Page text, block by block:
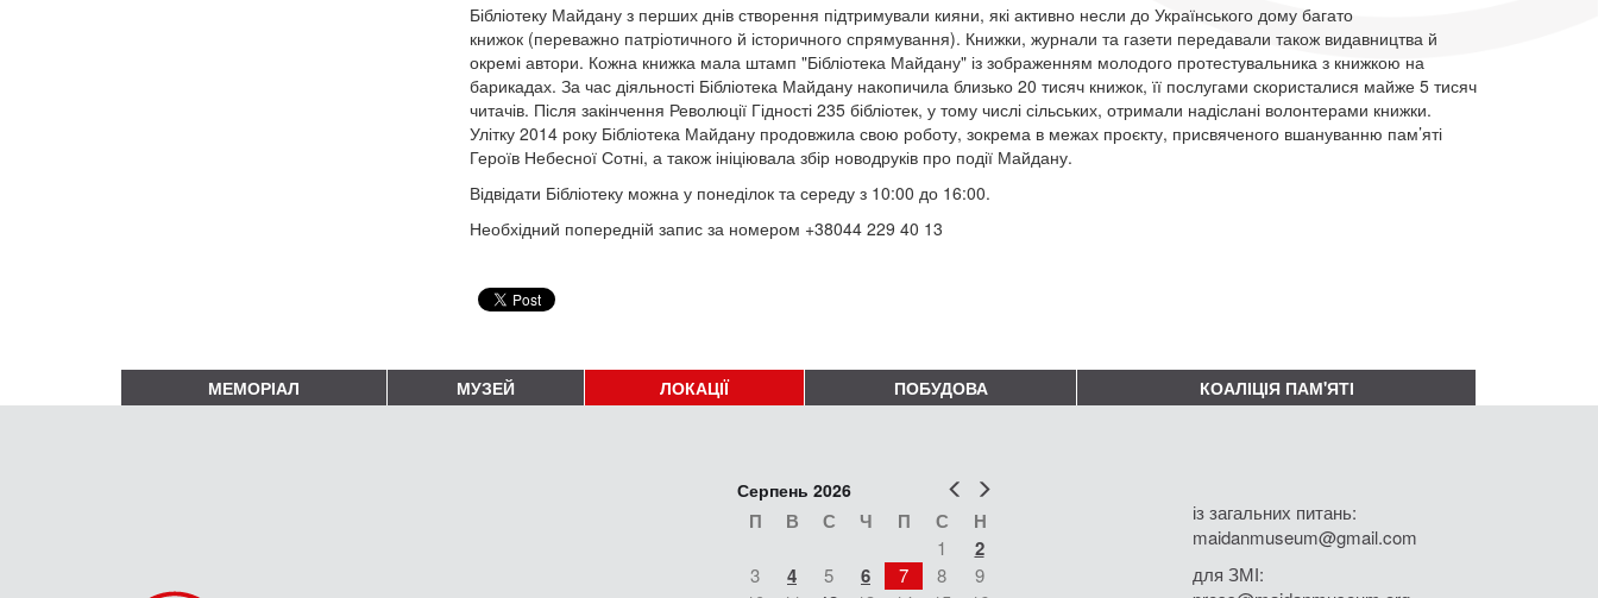
Бібліотеку Майдану з перших днів створення підтримували кияни, які активно несли до Українського дому багато
книжок (переважно патріотичного й історичного спрямування). Книжки, журнали та газети передавали також видавництва й
окремі автори. Кожна книжка мала штамп "Бібліотека Майдану" із зображенням молодого протестувальника з книжкою на
барикадах. За час діяльності Бібліотека Майдану накопичила близько 20 тисяч книжок, її послугами скористалися майже 5 тисяч
читачів. Після закінчення Революції Гідності 235 бібліотек, у тому числі сільських, отримали надіслані волонтерами книжки.
Улітку 2014 року Бібліотека Майдану продовжила свою роботу, зокрема в межах проєкту, присвяченого вшануванню пам’яті
Героїв Небесної Сотні, а також ініціювала збір новодруків про події Майдану.
Відвідати Бібліотеку можна у понеділок та середу з 10:00 до 16:00.
Необхідний попередній запис за номером +38044 229 40 13
МЕМОРІАЛ МУЗЕЙ ЛОКАЦІЇ ПОБУДОВА КОАЛІЦІЯ ПАМ'ЯТІ
Попер
Серпень 2026
П В С Ч П С Н
1 2
3 4 5 6 7 8
9
із загальних питань:
maidanmuseum@gmail.com
для ЗМІ: